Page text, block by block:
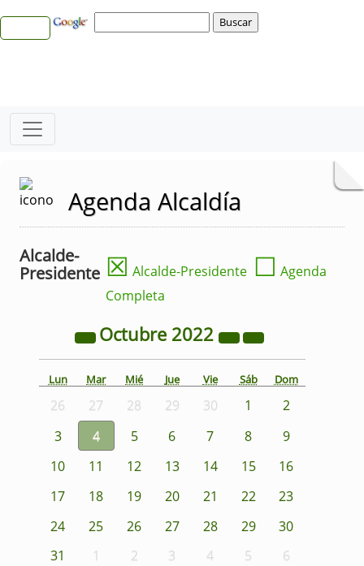
Agenda Alcaldía
Alcalde-
Presidente ☒ Alcalde-Presidente ☐ Agenda
Completa
Octubre 2022
Lun Mar Mié Jue Vie Sáb Dom
26 27 28 29 30 1
2
3
4 5 6 7 8
9
10
11 12 13 14 15
16
17
18 19 20 21 22
23
24
25 26 27 28 29
30
31
1 2 3 4 5 6